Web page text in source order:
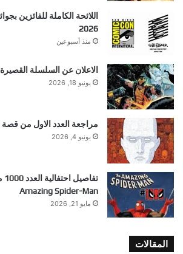
2026
منذ أسبوعين
الاعلان عن السلسلة القصيرة Alien Vs. X-Men
يونيو 18, 2026
مراجعة العدد الاول من قصة The Deadman
يونيو 4, 2026
Amazing Spider-Man
مايو 21, 2026
المقالات